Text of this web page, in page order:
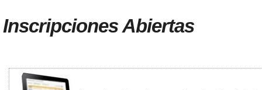
Inscripciones Abiertas